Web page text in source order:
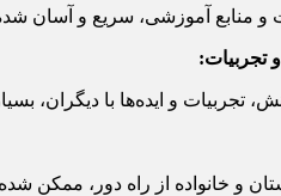
و منابع آموزشی، سریع و آسان
تجربیات و ایده‌ها با دیگران،
و خانواده از راه دور، ممکن